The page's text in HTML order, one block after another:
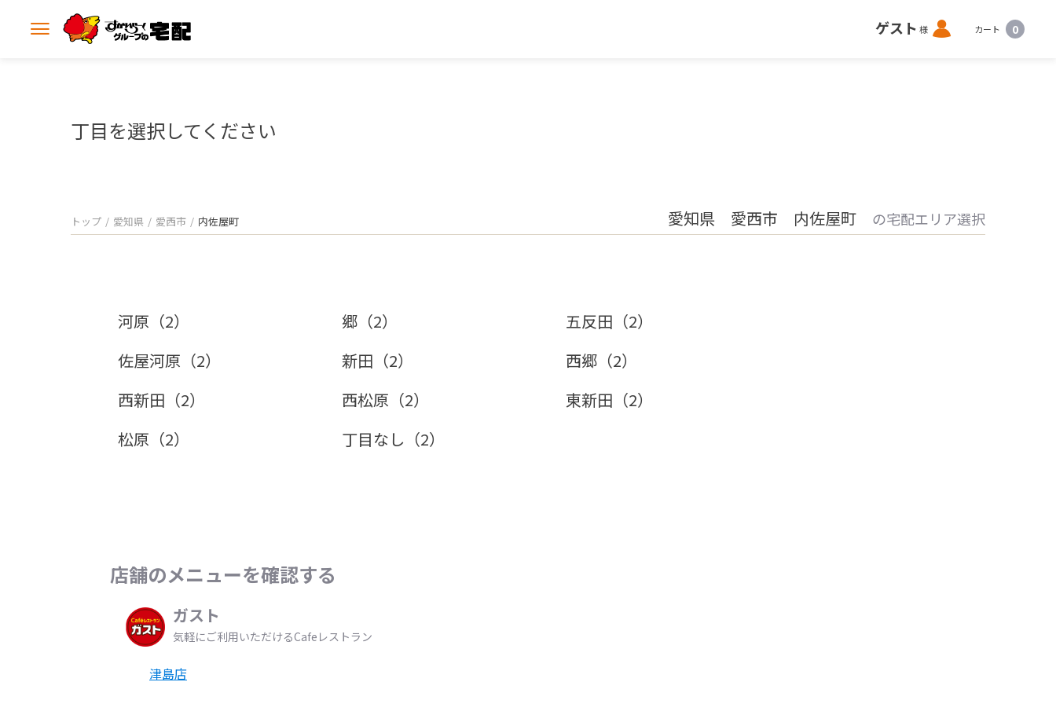
メ
ゲスト 様 ロ
グ
カート 0
丁目を選択してください
トップ 愛知県 愛西市 内佐屋町 愛知県 愛西市 内佐屋町 の宅配エリア選択
河原（2） 郷（2）
五反田（2）
佐屋河原（2）
新田（2）
西郷（2）
西新田（2）
西松原（2）
東新田（2）
松原（2）
丁目なし（2）
店舗のメニューを確認する
ガスト
気軽にご利用いただけるCafeレストラン
津島店